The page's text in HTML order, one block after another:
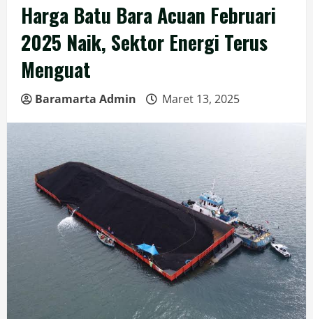
Harga Batu Bara Acuan Februari
2025 Naik, Sektor Energi Terus
Menguat
Baramarta Admin Maret 13, 2025